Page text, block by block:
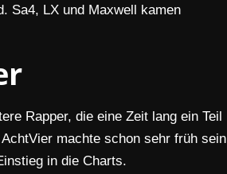
Sa4, LX und Maxwell kamen
Rapper, die eine Zeit lang ein Teil
machte schon sehr früh sein
in die Charts.